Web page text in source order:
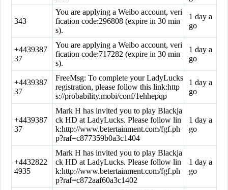
343
You are applying a Weibo account, veri
fication code:296808 (expire in 30 min
s).
1 day a
go
+4439387
37
You are applying a Weibo account, veri
fication code:717282 (expire in 30 min
s).
1 day a
go
+4439387
37
FreeMsg: To complete your LadyLucks
registration, please follow this link:http
s://probability.mobi/conf/1ehhepqp
1 day a
go
+4439387
37
Mark H has invited you to play Blackja
ck HD at LadyLucks. Please follow lin
k:http://www.betertainment.com/fgf.ph
p?raf=c877359b0a3c1404
1 day a
go
+4432822
4935
Mark H has invited you to play Blackja
ck HD at LadyLucks. Please follow lin
k:http://www.betertainment.com/fgf.ph
p?raf=c872aaf60a3c1402
1 day a
go